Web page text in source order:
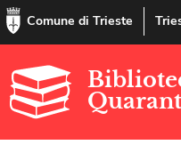
Comune di Trieste